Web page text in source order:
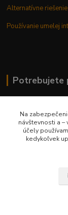
Alternatívne
Používanie umelej
Potrebujete
0948 236 042
Na
návštevnosti a
účely
kedykoľvek